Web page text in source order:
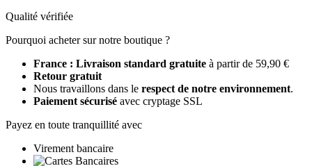
Qualité vérifiée
Pourquoi acheter sur notre boutique ?
France : Livraison standard gratuite à partir de 59,90 €
Retour gratuit
Nous travaillons dans le respect de notre environnement.
Paiement sécurisé avec cryptage SSL
Payez en toute tranquillité avec
Virement bancaire